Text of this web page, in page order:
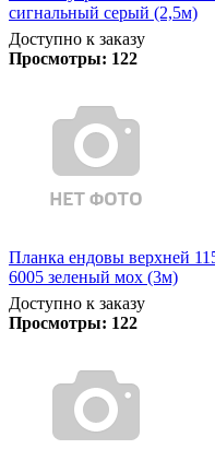
сигнальный серый (2,5м)
Доступно к заказу
Просмотры: 122
Планка ендовы верхней
6005 зеленый мох (3м)
Доступно к заказу
Просмотры: 122